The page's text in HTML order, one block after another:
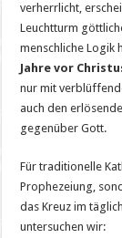
verherrlicht,
Leuchtturm
menschliche Logik
Jahre vor
nur mit
auch den
gegenüber Gott.
Für traditionelle
Prophezeiung,
das Kreuz im
untersuchen wir: